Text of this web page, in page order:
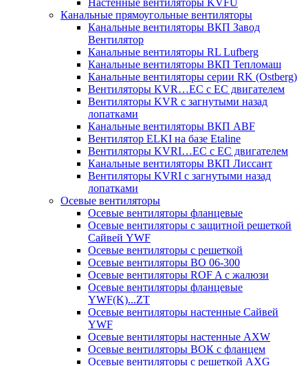
Канальные прямоугольные вентиляторы
Канальные вентиляторы ВКП Завод
Вентилятор
Канальные вентиляторы RL Lufberg
Канальные вентиляторы ВКП Тепломаш
Канальные вентиляторы серии RK (Ostberg)
Вентиляторы KVR…EC с EC двигателем
Вентиляторы KVR с загнутыми назад
лопатками
Канальные вентиляторы ВКП ABF
Вентилятор ELKI на базе Etaline
Вентиляторы KVRI…EC c EC двигателем
Канальные вентиляторы ВКП Лиссант
Вентиляторы KVRI с загнутыми назад
лопатками
Осевые вентиляторы
Осевые вентиляторы фланцевые
Осевые вентиляторы c защитной решеткой
Сайвей YWF
Осевые вентиляторы с решеткой
Осевые вентиляторы ВО 06-300
Осевые вентиляторы ROF A с жалюзи
Осевые вентиляторы фланцевые
YWF(K)...ZT
Осевые вентиляторы настенные Сайвей
YWF
Осевые вентиляторы настенные AXW
Осевые вентиляторы ВОК с фланцем
Осевые вентиляторы с решеткой AXG